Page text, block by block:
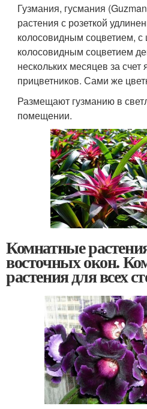
Гузмания, гусмания
растения с розеткой
колосовидным соцветием,
колосовидным соцветием
нескольких месяцев за
прицветников. Сами же
Размещают гузманию в
помещении.
Комнатные
восточных окон.
растения для всех